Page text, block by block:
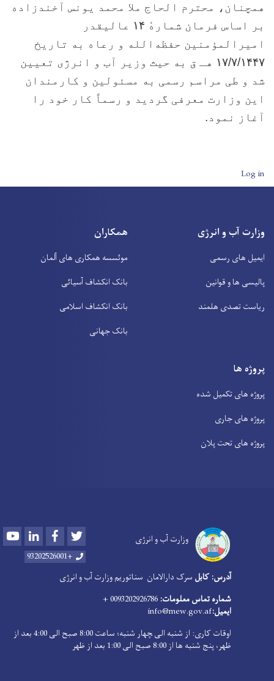
همچنان، محترم الحاج ملا محمد یونس آخندزاده
بر اساس فرمان شمارهٔ ۱۴ عالیقدر
امیرالمؤمنین حفظه‌الله و رعاه به تاریخ
۱۷/۷/۱۴۴۷ هـ ق به حیث وزیر آب و انرژی تعیین
شد و طی مراسم رسمی به مسئولین و کارمندان
این وزارت معرفی گردید و رسماً کار خود را
آغاز نمود.
User account menu
Log in
وزارت آب و انرژی
ایمیل های رسمی
پالیسی ها و قوانین
ریاست تصدی هلمند
همکاران
موئسسه همکاری های آلمان
بانک انکشاف آسیائی
بانک انکشاف اسلامی
بانک جهانی
پروژه ها
پروژه های تکمیل شده
پروژه های جاری
پروژه های تحت پلان
وزارت آب و انرژی YoutubeLinkedInFacebook
+93202526001
آدرس: کابل سرک دارالامان سناتوریم وزارت آب و انرژی
شماره تماس معلومات:
ایمیل:info@mew.gov.af
اوقات کاری: از شنبه الی ‍چهار شنبه؛ ساعت 8:00 صبح الی 4:00 بعد از
ظهر، پنج شنبه ها از 8:00 صبح الی 1:00 بعد از ظهر